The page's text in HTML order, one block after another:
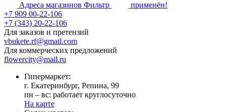
Адреса магазинов Фильтр
применён!
+7 909 00-22-106
+7 (343) 20-22-106
Для заказов и претензий
vbukete.rf@gmail.com
Для коммерческих предложений
flowercity@mail.ru
Гипермаркет:
г. Екатеринбург, Репина, 99
пн – вс: работает круглосуточно
На карте